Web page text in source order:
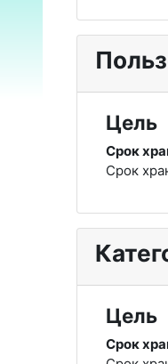
Цель
Срок
Срок
Цель
Срок